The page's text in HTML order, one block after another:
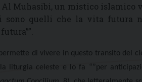
Al Muhasibi, un mistico islamico
sono quelli che la vita futura
di vivere in questo transito del
liturgia celeste e lo fa “”per